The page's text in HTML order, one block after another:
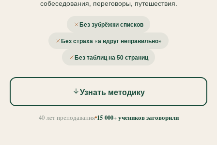
собеседования, переговоры, путешествия.
Без зубрёжки списков
Без страха «а вдруг неправильно»
Без таблиц на 50 страниц
Узнать методику
40 лет преподавания 15 000+ учеников заговорили